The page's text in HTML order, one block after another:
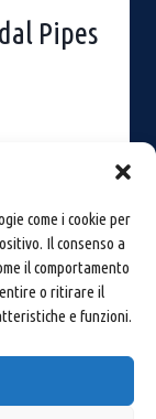
come i cookie per
Il consenso a
il comportamento
o ritirare il
e funzioni.
Pipes
Bondeno
01369600380